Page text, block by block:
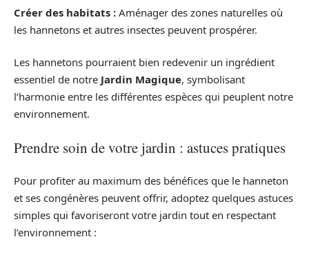
Créer des habitats : Aménager des zones naturelles où
les hannetons et autres insectes peuvent prospérer.
Les hannetons pourraient bien redevenir un ingrédient
essentiel de notre Jardin Magique, symbolisant
l’harmonie entre les différentes espèces qui peuplent notre
environnement.
Prendre soin de votre jardin : astuces pratiques
Pour profiter au maximum des bénéfices que le hanneton
et ses congénères peuvent offrir, adoptez quelques astuces
simples qui favoriseront votre jardin tout en respectant
l’environnement :